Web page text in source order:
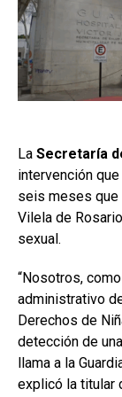
La Secretaría
intervención
seis meses que
Vilela de
sexual.
“Nosotros,
administrativo
Derechos de
detección de
llama a la
explicó la titular